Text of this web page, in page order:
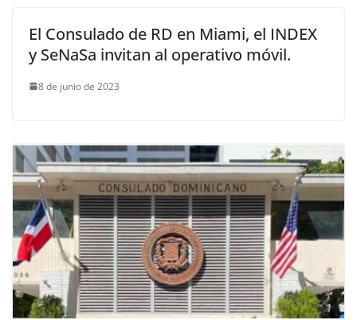
El Consulado de RD en Miami, el INDEX
y SeNaSa invitan al operativo móvil.
8 de junio de 2023